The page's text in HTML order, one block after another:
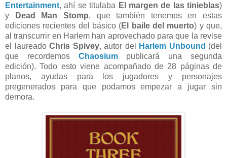
Entertainment, ahí se titulaba El margen de las tinieblas)
y
Dead Man Stomp, que también tenemos en estas
ediciones recientes del básico (El baile del muerto) y que,
al transcurrir en Harlem han aprovechado para que la revise
el laureado Chris Spivey, autor del Harlem Unbound (del
que recordemos Chaosiumpublicará una segunda
edición). Todo esto viene acompañado de 28 páginas de
planos, ayudas para los jugadores y personajes
pregenerados para que podamos empezar a jugar sin
demora.